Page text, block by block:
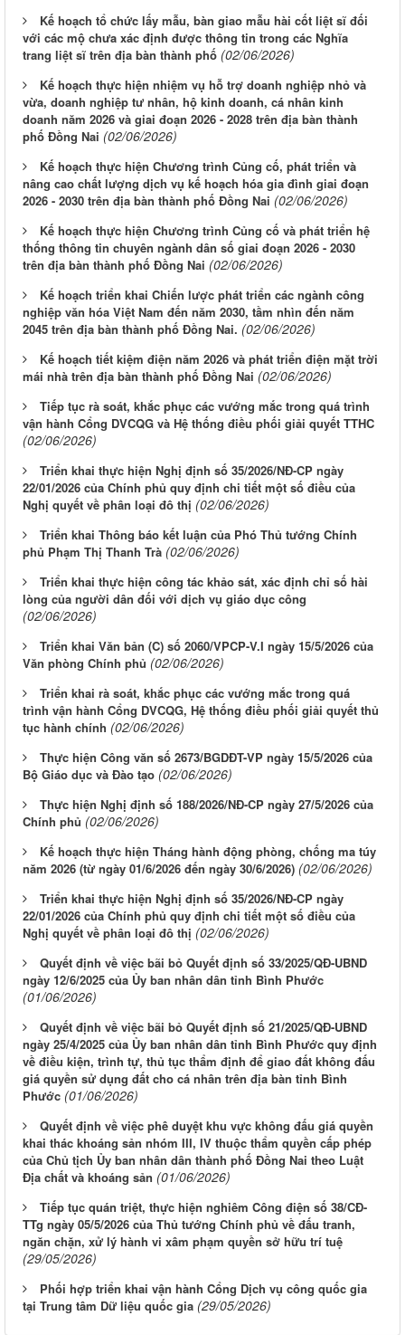
Kế hoạch tổ chức lấy mẫu, bàn giao mẫu hài cốt liệt sĩ đối
với các mộ chưa xác định được thông tin trong các Nghĩa
trang liệt sĩ trên địa bàn thành phố (02/06/2026)
Kế hoạch thực hiện nhiệm vụ hỗ trợ doanh nghiệp nhỏ và
vừa, doanh nghiệp tư nhân, hộ kinh doanh, cá nhân kinh
doanh năm 2026 và giai đoạn 2026 - 2028 trên địa bàn thành
phố Đồng Nai (02/06/2026)
Kế hoạch thực hiện Chương trình Củng cố, phát triển và
nâng cao chất lượng dịch vụ kế hoạch hóa gia đình giai đoạn
2026 - 2030 trên địa bàn thành phố Đồng Nai (02/06/2026)
Kế hoạch thực hiện Chương trình Củng cố và phát triển hệ
thống thông tin chuyên ngành dân số giai đoạn 2026 - 2030
trên địa bàn thành phố Đồng Nai (02/06/2026)
Kế hoạch triển khai Chiến lược phát triển các ngành công
nghiệp văn hóa Việt Nam đến năm 2030, tầm nhìn đến năm
2045 trên địa bàn thành phố Đồng Nai. (02/06/2026)
Kế hoạch tiết kiệm điện năm 2026 và phát triển điện mặt trời
mái nhà trên địa bàn thành phố Đồng Nai (02/06/2026)
Tiếp tục rà soát, khắc phục các vướng mắc trong quá trình
vận hành Cổng DVCQG và Hệ thống điều phối giải quyết TTHC
(02/06/2026)
Triển khai thực hiện Nghị định số 35/2026/NĐ-CP ngày
22/01/2026 của Chính phủ quy định chi tiết một số điều của
Nghị quyết về phân loại đô thị (02/06/2026)
Triển khai Thông báo kết luận của Phó Thủ tướng Chính
phủ Phạm Thị Thanh Trà (02/06/2026)
Triển khai thực hiện công tác khảo sát, xác định chỉ số hài
lòng của người dân đối với dịch vụ giáo dục công
(02/06/2026)
Triển khai Văn bản (C) số 2060/VPCP-V.I ngày 15/5/2026 của
Văn phòng Chính phủ (02/06/2026)
Triển khai rà soát, khắc phục các vướng mắc trong quá
trình vận hành Cổng DVCQG, Hệ thống điều phối giải quyết thủ
tục hành chính (02/06/2026)
Thực hiện Công văn số 2673/BGDĐT-VP ngày 15/5/2026 của
Bộ Giáo dục và Đào tạo (02/06/2026)
Thực hiện Nghị định số 188/2026/NĐ-CP ngày 27/5/2026 của
Chính phủ (02/06/2026)
Kế hoạch thực hiện Tháng hành động phòng, chống ma túy
năm 2026 (từ ngày 01/6/2026 đến ngày 30/6/2026) (02/06/2026)
Triển khai thực hiện Nghị định số 35/2026/NĐ-CP ngày
22/01/2026 của Chính phủ quy định chi tiết một số điều của
Nghị quyết về phân loại đô thị (02/06/2026)
Quyết định về việc bãi bỏ Quyết định số 33/2025/QĐ-UBND
ngày 12/6/2025 của Ủy ban nhân dân tỉnh Bình Phước
(01/06/2026)
Quyết định về việc bãi bỏ Quyết định số 21/2025/QĐ-UBND
ngày 25/4/2025 của Ủy ban nhân dân tỉnh Bình Phước quy định
về điều kiện, trình tự, thủ tục thẩm định để giao đất không đấu
giá quyền sử dụng đất cho cá nhân trên địa bàn tỉnh Bình
Phước (01/06/2026)
Quyết định về việc phê duyệt khu vực không đấu giá quyền
khai thác khoáng sản nhóm III, IV thuộc thẩm quyền cấp phép
của Chủ tịch Ủy ban nhân dân thành phố Đồng Nai theo Luật
Địa chất và khoáng sản (01/06/2026)
Tiếp tục quán triệt, thực hiện nghiêm Công điện số 38/CĐ-
TTg ngày 05/5/2026 của Thủ tướng Chính phủ về đấu tranh,
ngăn chặn, xử lý hành vi xâm phạm quyền sở hữu trí tuệ
(29/05/2026)
Phối hợp triển khai vận hành Cổng Dịch vụ công quốc gia
tại Trung tâm Dữ liệu quốc gia (29/05/2026)